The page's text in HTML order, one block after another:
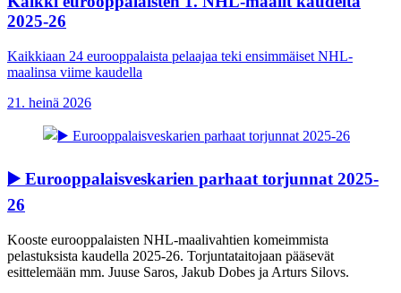
2025-26
Kaikkiaan 24 eurooppalaista pelaajaa teki ensimmäiset NHL-
maalinsa viime kaudella
21. heinä 2026
▶️ Eurooppalaisveskarien parhaat torjunnat 2025-
26
Kooste eurooppalaisten NHL-maalivahtien komeimmista
pelastuksista kaudella 2025-26. Torjuntataitojaan pääsevät
esittelemään mm. Juuse Saros, Jakub Dobes ja Arturs Silovs.